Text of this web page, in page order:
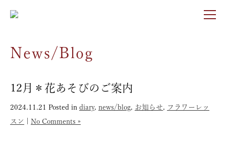
News/Blog
12月＊花あそびのご案内
2024.11.21 Posted in diary, news/blog, お知らせ, フラワーレッ
スン
No Comments »